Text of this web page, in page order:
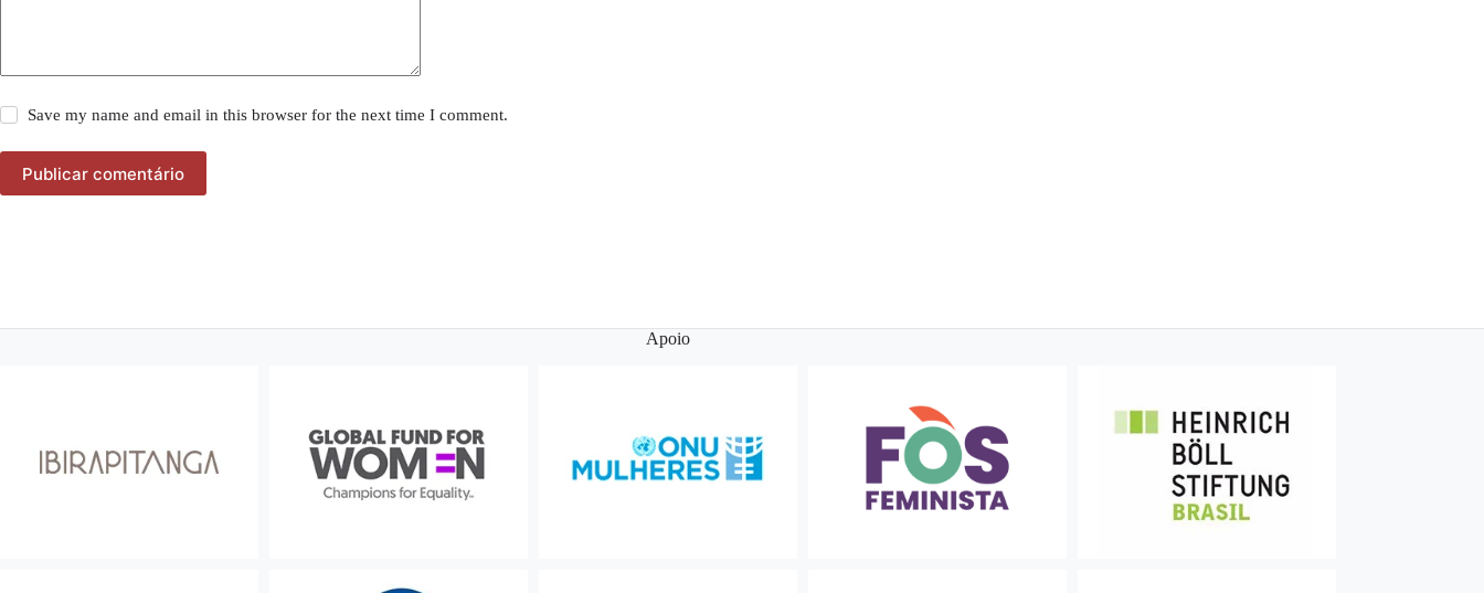
Save my name and email in this browser for the next time I comment.
Publicar comentário
Apoio